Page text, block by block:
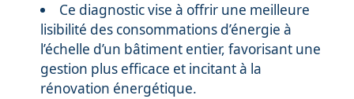
Ce diagnostic vise à offrir une meilleure
lisibilité des consommations d’énergie à
l’échelle d’un bâtiment entier, favorisant une
gestion plus efficace et incitant à la
rénovation énergétique.